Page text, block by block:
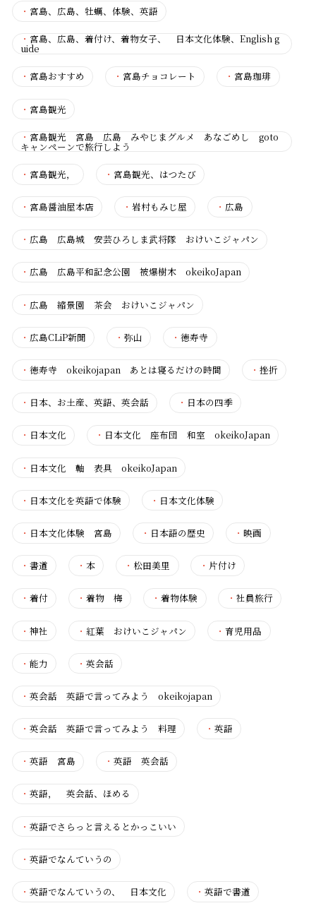
・ 宮島、広島、牡蠣、体験、英語
・ 宮島、広島、着付け、着物女子、 日本文化体験、English g
uide
・ 宮島おすすめ ・ 宮島チョコレート ・ 宮島珈琲
・ 宮島観光
・ 宮島観光 宮島 広島 みやじまグルメ あなごめし goto
キャンペーンで旅行しよう
・ 宮島観光， ・ 宮島観光、はつたび
・ 宮島醤油屋本店 ・岩村もみじ屋 ・ 広島
・ 広島 広島城 安芸ひろしま武将隊 おけいこジャパン
・ 広島 広島平和記念公園 被爆樹木 okeikoJapan
・ 広島 縮景園 茶会 おけいこジャパン
・ 広島CLiP新聞 ・弥山 ・徳寿寺
・ 徳寿寺 okeikojapan あとは寝るだけの時間 ・挫折
・ 日本、お土産、英語、英会話 ・ 日本の四季
・ 日本文化 ・ 日本文化 座布団 和室 okeikoJapan
・ 日本文化 軸 表具 okeikoJapan
・ 日本文化を英語で体験 ・ 日本文化体験
・ 日本文化体験 宮島 ・ 日本語の歴史 ・映画
・ 書道 ・本 ・ 松田美里 ・ 片付け
・ 着付 ・着物 梅 ・着物体験 ・ 社員旅行
・ 神社 ・紅葉 おけいこジャパン ・育児用品
・ 能力 ・英会話
・ 英会話 英語で言ってみよう okeikojapan
・ 英会話 英語で言ってみよう 料理 ・英語
・ 英語 宮島 ・英語 英会話
・ 英語， 英会話、ほめる
・ 英語でさらっと言えるとかっこいい
・ 英語でなんていうの
・ 英語でなんていうの、 日本文化 ・英語で書道